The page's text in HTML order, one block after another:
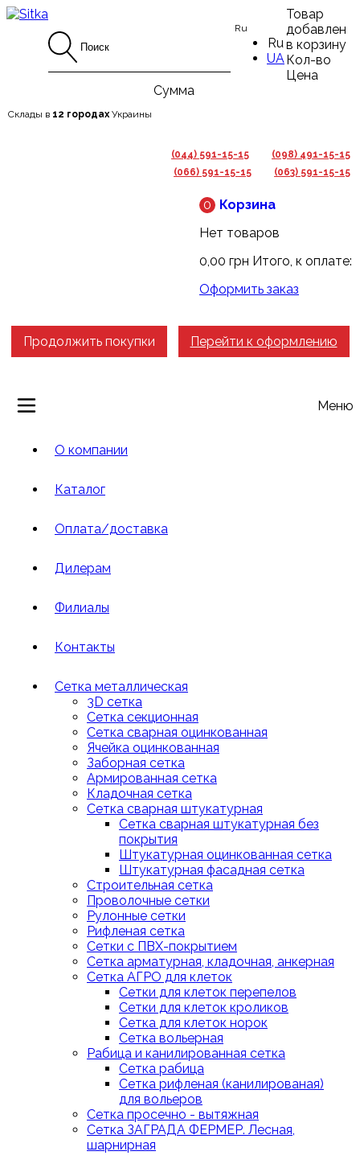
Ru
Ru
UA
Склады в 12 городах Украины
(044) 591-15-15
(098) 491-15-15
(066) 591-15-15
(063) 591-15-15
Корзина
0
Нет товаров
0,00 грн Итого, к оплате:
Оформить заказ
Товар
добавлен
в корзину
Кол-во
Цена
Сумма
Продолжить покупки Перейти к оформлению
Меню
О компании
Каталог
Оплата/доставка
Дилерам
Филиалы
Контакты
Сетка металлическая
3D сетка
Cетка cекционная
Сетка сварная оцинкованная
Ячейка оцинкованная
Заборная сетка
Армированная сетка
Кладочная сетка
Сетка сварная штукатурная
Сетка сварная штукатурная без
покрытия
Штукатурная оцинкованная сетка
Штукатурная фасадная сетка
Строительная сетка
Проволочные сетки
Рулонные сетки
Рифленая сетка
Сетки с ПВХ-покрытием
Сетка арматурная, кладочная, анкерная
Сетка АГРО для клеток
Сетки для клеток перепелов
Сетки для клеток кроликов
Сетка для клеток норок
Сетка вольерная
Рабица и канилированная сетка
Сетка рабица
Сетка рифленая (канилированая)
для вольеров
Сетка просечно - вытяжная
Сетка ЗАГРАДА ФЕРМЕР. Лесная,
шарнирная